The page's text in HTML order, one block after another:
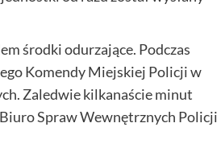
środki odurzające. Podczas
Komendy Miejskiej Policji w
Zaledwie kilkanaście minut
Spraw Wewnętrznych Policji